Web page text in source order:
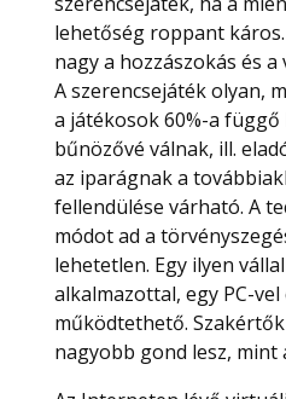
lehetőség roppant
nagy a hozzászokás és a
A szerencsejáték olyan,
a játékosok 60%-a függő
bűnözővé válnak, ill.
az iparágnak a
fellendülése várható. A
módot ad a
lehetetlen. Egy ilyen
alkalmazottal, egy PC-
működtethető.
nagyobb gond lesz, mint